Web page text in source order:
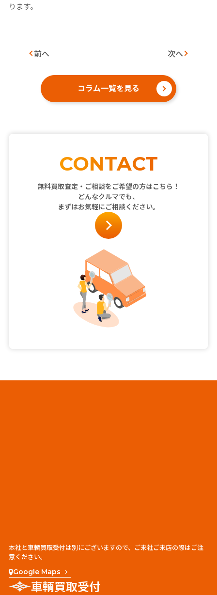
ります。
前へ
コラム一覧を見る
次へ
CONTACT
無料買取査定・ご相談をご希望の方はこちら！
どんなクルマでも、
まずはお気軽にご相談ください。
本社と車輌買取受付は別にございますので、ご来社ご来店の際はご注
意ください。
Google Maps
車輌買取受付